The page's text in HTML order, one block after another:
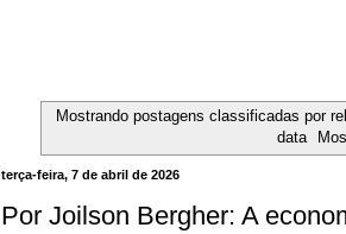
Mostrando postagens classificadas por
data
terça-feira, 7 de abril de 2026
Por Joilson Bergher: A